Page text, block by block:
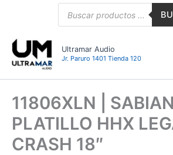
Ultramar Audio
Jr. Paruro 1401 Tienda 120
11806XLN | SABIAN
PLATILLO HHX
CRASH 18″